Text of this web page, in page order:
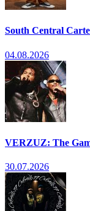
South Central
04.08.2026
VERZUZ: The
30.07.2026